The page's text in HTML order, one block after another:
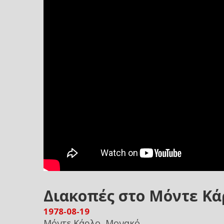
Διακοπές στο Μόντε
1978-08-19